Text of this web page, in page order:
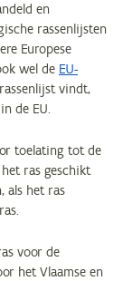
en
rassenlijsten
Europese
wel de EU-
vindt,
de EU.
toelating tot de
ras geschikt
als het ras
voor de
het Vlaamse en